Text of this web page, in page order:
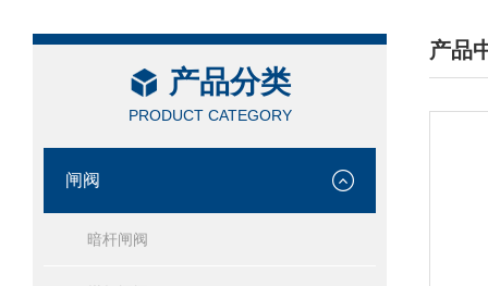
产品分类
PRODUCT CATEGORY
闸阀
暗杆闸阀
产品
/